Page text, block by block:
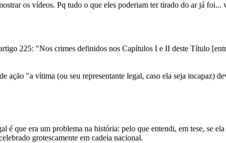
os vídeos. Pq tudo o que eles poderiam ter tirado do ar já foi...
225: "Nos crimes definidos nos Capítulos I e II deste Título
ação "a vítima (ou seu representante legal, caso ela seja incapaz)
é que era um problema na história: pelo que entendi, em tese,
grotescamente em cadeia nacional.